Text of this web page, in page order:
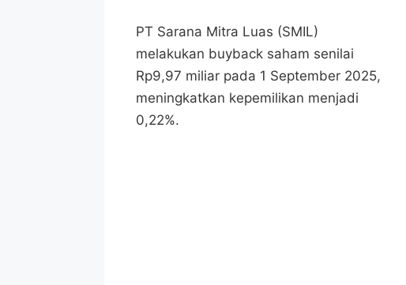
PT Sarana Mitra Luas (SMIL)
melakukan buyback saham senilai
Rp9,97 miliar pada 1 September 2025,
meningkatkan kepemilikan menjadi
0,22%.